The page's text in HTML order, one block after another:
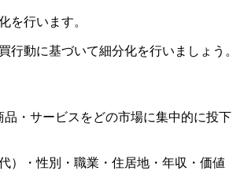
を行います。
動に基づいて細分化を行いましょう。
・サービスをどの市場に集中的に投下
）・性別・職業・住居地・年収・価値